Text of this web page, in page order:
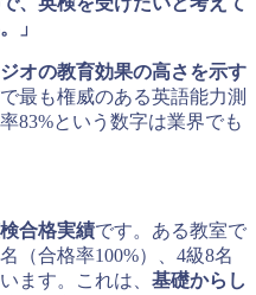
」
オの教育効果の高さを示す
最も権威のある英語能力測
83%という数字は業界でも
合格実績です。ある教室で
（合格率100%）、4級8名
ます。これは、 基礎からし